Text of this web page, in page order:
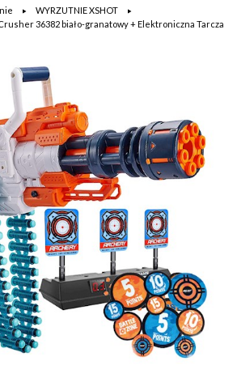
WYRZUTNIE XSHOT
36382 biało-granatowy + Elektroniczna Tarcza